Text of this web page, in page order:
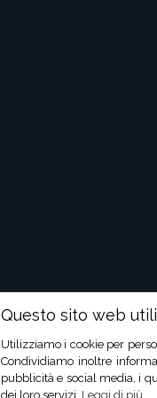
Questo sito web
Utilizziamo i cookie per
Condividiamo inoltre
pubblicità e social media, i
dei loro servizi. Leggi di più